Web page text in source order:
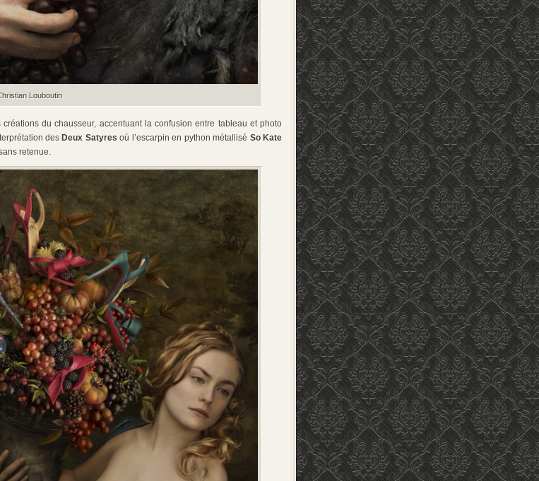
Louboutin
du chausseur, accentuant la confusion entre tableau et photo
des Deux Satyresoù l’escarpin en python métallisé So Kate
retenue.